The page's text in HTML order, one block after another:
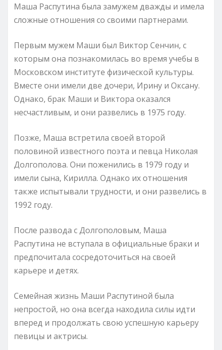
Маша Распутина была замужем дважды и имела
сложные отношения со своими партнерами.
Первым мужем Маши был Виктор Сенчин, с
которым она познакомилась во время учебы в
Московском институте физической культуры.
Вместе они имели две дочери, Ирину и Оксану.
Однако, брак Маши и Виктора оказался
несчастливым, и они развелись в 1975 году.
Позже, Маша встретила своей второй
половиной известного поэта и певца Николая
Долгополова. Они поженились в 1979 году и
имели сына, Кирилла. Однако их отношения
также испытывали трудности, и они развелись в
1992 году.
После развода с Долгополовым, Маша
Распутина не вступала в официальные браки и
предпочитала сосредоточиться на своей
карьере и детях.
Семейная жизнь Маши Распутиной была
непростой, но она всегда находила силы идти
вперед и продолжать свою успешную карьеру
певицы и актрисы.